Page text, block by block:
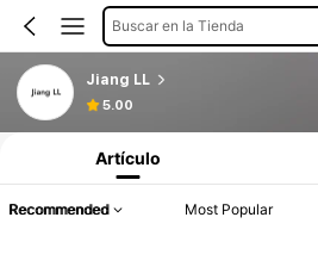
Buscar en la Tienda
Jiang LL
5.00
Artículo
Recommended Most Popular